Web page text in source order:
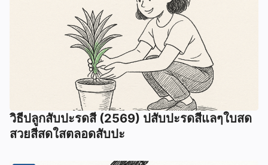
วิธีปลูกสับปะรดสี (2569) ปสับปะรดสีแลๆใบสด
สวยสีสดใสตลอดสับปะ